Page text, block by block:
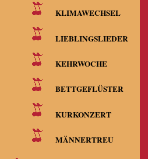
KLIMAWECHSEL
LIEBLINGSLIEDER
KEHRWOCHE
BETTGEFLÜSTER
KURKONZERT
MÄNNERTREU